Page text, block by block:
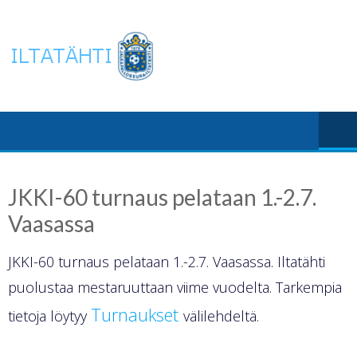
content
JKKI-60 turnaus pelataan 1.-2.7.
Vaasassa
JKKI-60 turnaus pelataan 1.-2.7. Vaasassa. Iltatähti
puolustaa mestaruuttaan viime vuodelta. Tarkempia
tietoja löytyy Turnaukset välilehdeltä.